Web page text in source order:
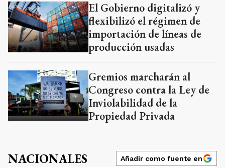
El Gobierno digitalizó y
flexibilizó el régimen de
importación de líneas de
producción usadas
Gremios marcharán al
Congreso contra la Ley de
Inviolabilidad de la
Propiedad Privada
NACIONALES Añadir como fuente en